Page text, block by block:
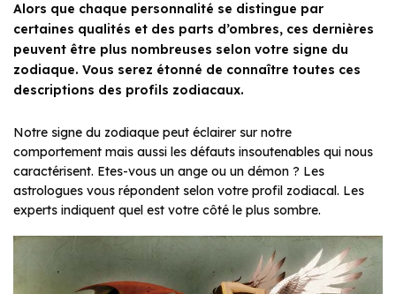
Alors que chaque personnalité se distingue par
certaines qualités et des parts d’ombres, ces dernières
peuvent être plus nombreuses selon votre signe du
zodiaque. Vous serez étonné de connaître toutes ces
descriptions des profils zodiacaux.
Notre signe du zodiaque peut éclairer sur notre
comportement mais aussi les défauts insoutenables qui nous
caractérisent. Etes-vous un ange ou un démon ? Les
astrologues vous répondent selon votre profil zodiacal. Les
experts indiquent quel est votre côté le plus sombre.